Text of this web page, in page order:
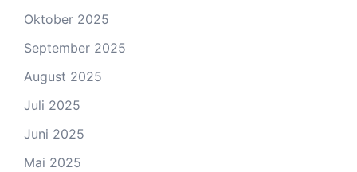
Oktober 2025
September 2025
August 2025
Juli 2025
Juni 2025
Mai 2025